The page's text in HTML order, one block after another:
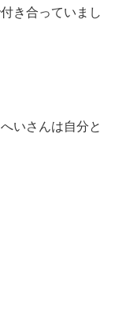
き合っていまし
いさんは自分と